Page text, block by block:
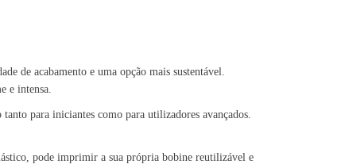
de acabamento e uma opção mais sustentável.
e intensa.
para iniciantes como para utilizadores avançados.
pode imprimir a sua própria bobine reutilizável e